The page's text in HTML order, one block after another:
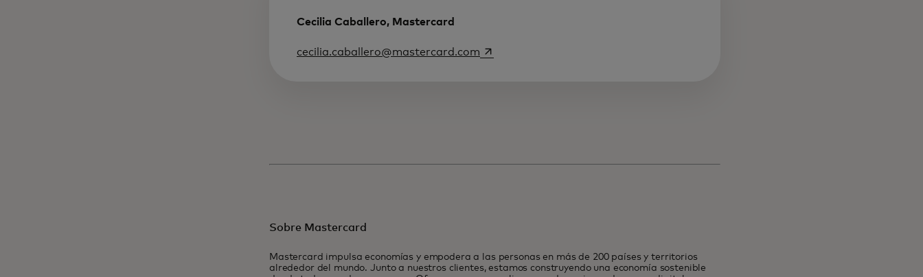
Cecilia Caballero, Mastercard
cecilia.caballero@mastercard.com se abre en una pestaña nueva
Sobre Mastercard
Mastercard impulsa economías y empodera a las personas en más de 200 países y territorios
alrededor del mundo. Junto a nuestros clientes, estamos construyendo una economía sostenible